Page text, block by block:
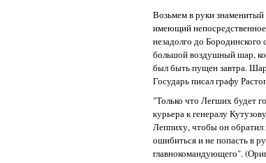
Возьмем в руки
имеющий
незадолго до
большой воздушный шар,
был быть пущен завтра.
Государь писал графу
"Только что Легших будет
курьера к генералу
Леппиху, чтобы он обратил
ошибиться и не попасть в
главнокомандующего".